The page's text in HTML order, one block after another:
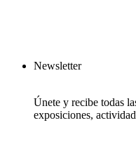
Newsletter
Únete y recibe todas
exposiciones,